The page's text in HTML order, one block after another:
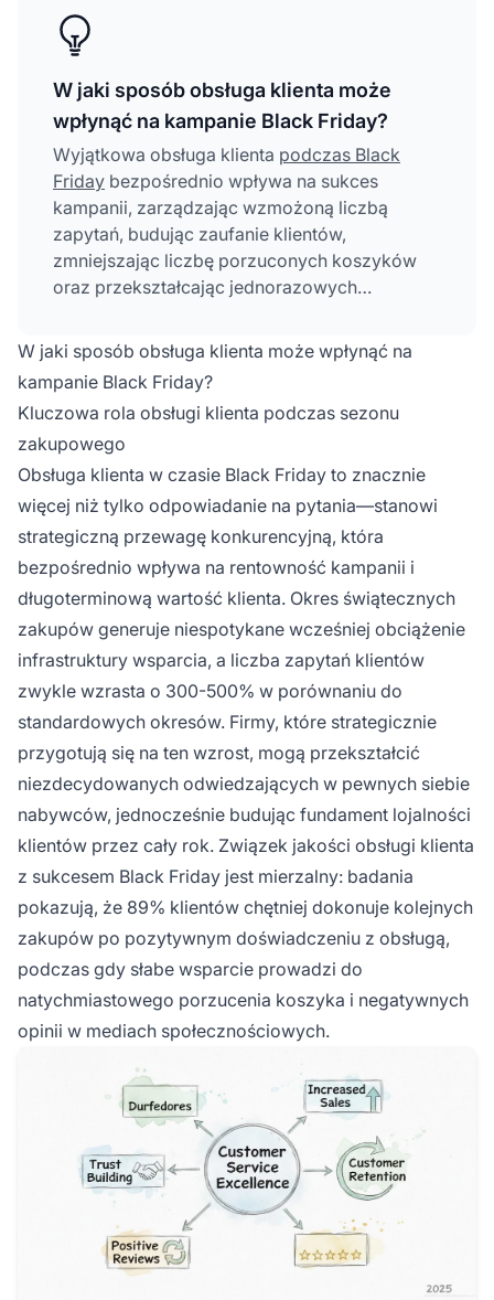
W jaki sposób obsługa klienta może
wpłynąć na kampanie Black Friday?
Wyjątkowa obsługa klienta podczas Black
Friday bezpośrednio wpływa na sukces
kampanii, zarządzając wzmożoną liczbą
zapytań, budując zaufanie klientów,
zmniejszając liczbę porzuconych koszyków
oraz przekształcając jednorazowych
klientów. Proaktywne wsparcie,
spersonalizowane interakcje i sprawne
rozwiązywanie problemów tworzą pozytywne
doświadczenia, które zwiększają
współczynniki konwersji i zachęcają do
zaangażowania po zakupie.
W jaki sposób obsługa klienta może wpłynąć na
kampanie Black Friday?
Kluczowa rola obsługi klienta podczas sezonu
zakupowego
Obsługa klienta w czasie Black Friday to znacznie
więcej niż tylko odpowiadanie na pytania—stanowi
strategiczną przewagę konkurencyjną, która
bezpośrednio wpływa na rentowność kampanii i
długoterminową wartość klienta. Okres świątecznych
zakupów generuje niespotykane wcześniej obciążenie
infrastruktury wsparcia, a liczba zapytań klientów
zwykle wzrasta o 300-500% w porównaniu do
standardowych okresów. Firmy, które strategicznie
przygotują się na ten wzrost, mogą przekształcić
niezdecydowanych odwiedzających w pewnych siebie
nabywców, jednocześnie budując fundament lojalności
klientów przez cały rok. Związek jakości obsługi klienta
z sukcesem Black Friday jest mierzalny: badania
pokazują, że 89% klientów chętniej dokonuje kolejnych
zakupów po pozytywnym doświadczeniu z obsługą,
podczas gdy słabe wsparcie prowadzi do
natychmiastowego porzucenia koszyka i negatywnych
opinii w mediach społecznościowych.